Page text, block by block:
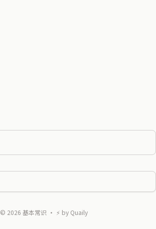
© 2026 基本常识 ・ ⚡ by Quaily